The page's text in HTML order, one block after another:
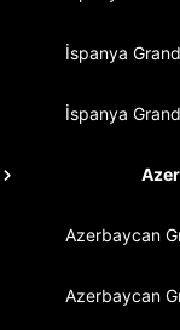
İspanya
İspanya
Azerbaycan
Azerbaycan